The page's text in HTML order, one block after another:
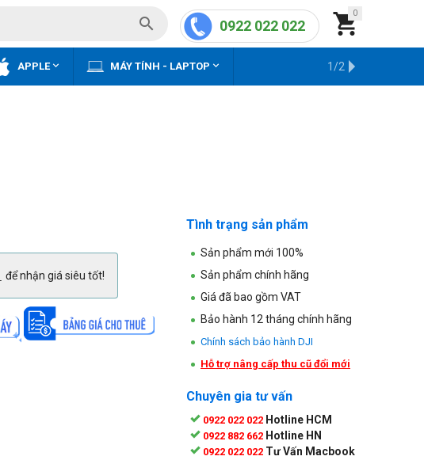
0

0922 022 022

APPLE MÁY TÍNH - LAPTOP  KHO HÀNG CŨ
1/2
để nhận giá siêu tốt!
Tình trạng sản phẩm
Sản phẩm mới 100%
Sản phẩm chính hãng
Giá đã bao gồm VAT
Bảo hành 12 tháng chính hãng
Chính sách bảo hành DJI
Hỗ trợ nâng cấp thu cũ đổi mới
Chuyên gia tư vấn
0922 022 022 Hotline HCM
0922 882 662 Hotline HN
0922 022 022 Tư Vấn Macbook